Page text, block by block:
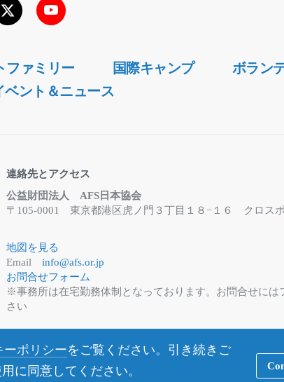
TwitterYouTube
ファミリー 国際キャンプ
ボラン
ベント＆ニュース
連絡先とアクセス
公益財団法人 AFS日本協会
〒105-0001 東京都港区虎ノ門３丁目１８−１６ クロス
地図を見る
Emailinfo@afs.or.jp
お問合せフォーム
※事務所は在宅勤務体制となっております。お問合せには
さい
ーポリシーをご覧ください。引き続きご
に同意してください。